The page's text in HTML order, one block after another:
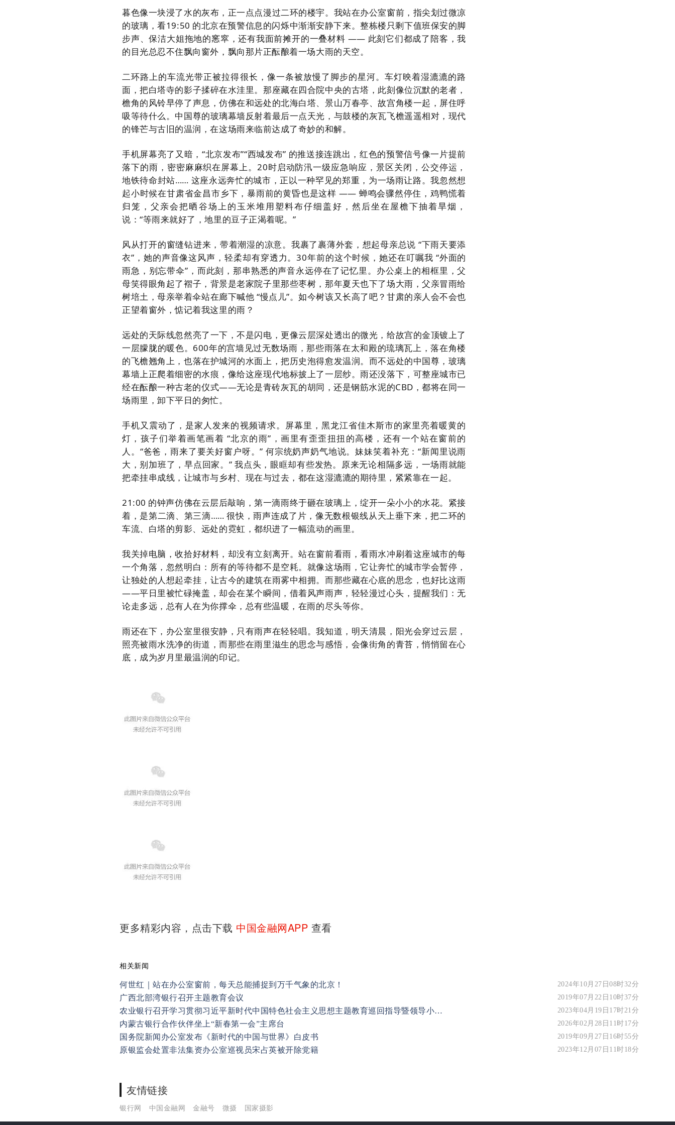
暮色像一块浸了水的灰布，正一点点漫过二环的楼宇。我站在办公室窗前，指尖划过微凉
的玻璃，看19:50 的北京在预警信息的闪烁中渐渐安静下来。整栋楼只剩下值班保安的脚
步声、保洁大姐拖地的窸窣，还有我面前摊开的一叠材料 —— 此刻它们都成了陪客，我
的目光总忍不住飘向窗外，飘向那片正酝酿着一场大雨的天空。
二环路上的车流光带正被拉得很长，像一条被放慢了脚步的星河。车灯映着湿漉漉的路
面，把白塔寺的影子揉碎在水洼里。那座藏在四合院中央的古塔，此刻像位沉默的老者，
檐角的风铃早停了声息，仿佛在和远处的北海白塔、景山万春亭、故宫角楼一起，屏住呼
吸等待什么。中国尊的玻璃幕墙反射着最后一点天光，与鼓楼的灰瓦飞檐遥遥相对，现代
的锋芒与古旧的温润，在这场雨来临前达成了奇妙的和解。
手机屏幕亮了又暗，“北京发布”“西城发布” 的推送接连跳出，红色的预警信号像一片提前
落下的雨，密密麻麻织在屏幕上。20时启动防汛一级应急响应，景区关闭，公交停运，
地铁待命封站…… 这座永远奔忙的城市，正以一种罕见的郑重，为一场雨让路。我忽然想
起小时候在甘肃省金昌市乡下，暴雨前的黄昏也是这样 —— 蝉鸣会骤然停住，鸡鸭慌着
归笼，父亲会把晒谷场上的玉米堆用塑料布仔细盖好，然后坐在屋檐下抽着旱烟，
说：“等雨来就好了，地里的豆子正渴着呢。”
风从打开的窗缝钻进来，带着潮湿的凉意。我裹了裹薄外套，想起母亲总说 “下雨天要添
衣”，她的声音像这风声，轻柔却有穿透力。30年前的这个时候，她还在叮嘱我 “外面的
雨急，别忘带伞”，而此刻，那串熟悉的声音永远停在了记忆里。办公桌上的相框里，父
母笑得眼角起了褶子，背景是老家院子里那些枣树，那年夏天也下了场大雨，父亲冒雨给
树培土，母亲举着伞站在廊下喊他 “慢点儿”。如今树该又长高了吧？甘肃的亲人会不会也
正望着窗外，惦记着我这里的雨？
远处的天际线忽然亮了一下，不是闪电，更像云层深处透出的微光，给故宫的金顶镀上了
一层朦胧的暖色。600年的宫墙见过无数场雨，那些雨落在太和殿的琉璃瓦上，落在角楼
的飞檐翘角上，也落在护城河的水面上，把历史泡得愈发温润。而不远处的中国尊，玻璃
幕墙上正爬着细密的水痕，像给这座现代地标披上了一层纱。雨还没落下，可整座城市已
经在酝酿一种古老的仪式——无论是青砖灰瓦的胡同，还是钢筋水泥的CBD，都将在同一
场雨里，卸下平日的匆忙。
手机又震动了，是家人发来的视频请求。屏幕里，黑龙江省佳木斯市的家里亮着暖黄的
灯，孩子们举着画笔画着 “北京的雨”，画里有歪歪扭扭的高楼，还有一个站在窗前的
人。“爸爸，雨来了要关好窗户呀。” 何宗统奶声奶气地说。妹妹笑着补充：“新闻里说雨
大，别加班了，早点回家。” 我点头，眼眶却有些发热。原来无论相隔多远，一场雨就能
把牵挂串成线，让城市与乡村、现在与过去，都在这湿漉漉的期待里，紧紧靠在一起。
21:00 的钟声仿佛在云层后敲响，第一滴雨终于砸在玻璃上，绽开一朵小小的水花。紧接
着，是第二滴、第三滴…… 很快，雨声连成了片，像无数根银线从天上垂下来，把二环的
车流、白塔的剪影、远处的霓虹，都织进了一幅流动的画里。
我关掉电脑，收拾好材料，却没有立刻离开。站在窗前看雨，看雨水冲刷着这座城市的每
一个角落，忽然明白：所有的等待都不是空耗。就像这场雨，它让奔忙的城市学会暂停，
让独处的人想起牵挂，让古今的建筑在雨雾中相拥。而那些藏在心底的思念，也好比这雨
——平日里被忙碌掩盖，却会在某个瞬间，借着风声雨声，轻轻漫过心头，提醒我们：无
论走多远，总有人在为你撑伞，总有些温暖，在雨的尽头等你。
雨还在下，办公室里很安静，只有雨声在轻轻唱。我知道，明天清晨，阳光会穿过云层，
照亮被雨水洗净的街道，而那些在雨里滋生的思念与感悟，会像街角的青苔，悄悄留在心
底，成为岁月里最温润的印记。
更多精彩内容，点击下载 中国金融网APP 查看
相关新闻
何世红｜站在办公室窗前，每天总能捕捉到万千气象的北京！ 2024年10月27日08时32分
广西北部湾银行召开主题教育会议 2019年07月22日10时37分
农业银行召开学习贯彻习近平新时代中国特色社会主义思想主题教育巡回指导暨领导小组办公室工作培训会 2023年04月19日17时21分
内蒙古银行合作伙伴坐上“新春第一会”主席台 2026年02月28日11时17分
国务院新闻办公室发布《新时代的中国与世界》白皮书 2019年09月27日16时55分
原银监会处置非法集资办公室巡视员宋占英被开除党籍 2023年12月07日11时18分
友情链接
银行网 中国金融网 金融号 微摄 国家摄影